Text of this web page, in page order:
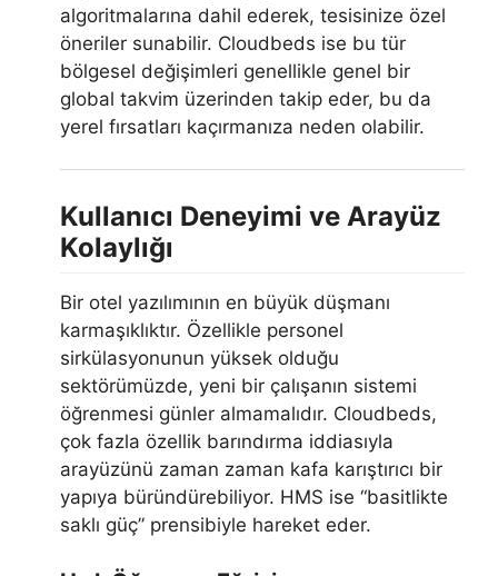
algoritmalarına dahil ederek, tesisinize özel
öneriler sunabilir. Cloudbeds ise bu tür
bölgesel değişimleri genellikle genel bir
global takvim üzerinden takip eder, bu da
yerel fırsatları kaçırmanıza neden olabilir.
Kullanıcı Deneyimi ve Arayüz
Kolaylığı
Bir otel yazılımının en büyük düşmanı
karmaşıklıktır. Özellikle personel
sirkülasyonunun yüksek olduğu
sektörümüzde, yeni bir çalışanın sistemi
öğrenmesi günler almamalıdır. Cloudbeds,
çok fazla özellik barındırma iddiasıyla
arayüzünü zaman zaman kafa karıştırıcı bir
yapıya büründürebiliyor. HMS ise “basitlikte
saklı güç” prensibiyle hareket eder.